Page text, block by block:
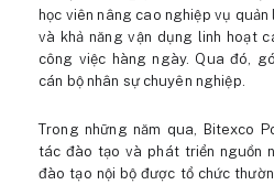
học viên nâng cao nghiệp vụ
và khả năng vận dụng linh hoạt
công việc hàng ngày. Qua đó,
cán bộ nhân sự chuyên nghiệp.
Trong những năm qua, Bitexco
tác đào tạo và phát triển nguồn
đào tạo nội bộ được tổ chức